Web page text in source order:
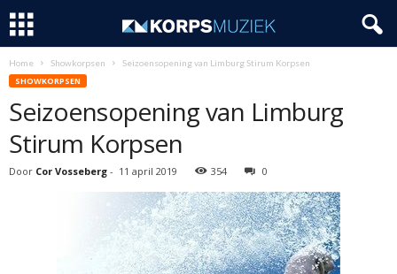
Home Showkorpsen Seizoensopening van Limburg Stirum Korpsen
SHOWKORPSEN
Seizoensopening van Limburg
Stirum Korpsen
Door Cor Vosseberg - 11 april 2019 354 0